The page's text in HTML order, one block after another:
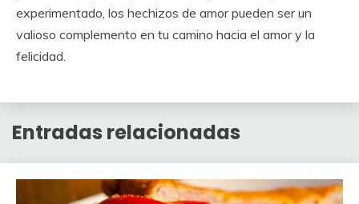
experimentado, los hechizos de amor pueden ser un
valioso complemento en tu camino hacia el amor y la
felicidad.
Entradas relacionadas